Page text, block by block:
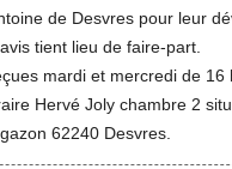
de Desvres pour leur
tient lieu de faire-part.
mardi et mercredi de 16
Hervé Joly chambre 2
gazon 62240 Desvres.